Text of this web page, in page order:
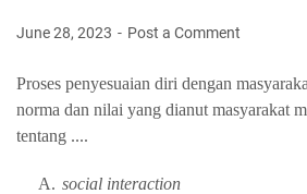
June 28, 2023 Post a Comment
Proses penyesuaian diri dengan
norma dan nilai yang dianut masyarakat
tentang ....
A. social interaction